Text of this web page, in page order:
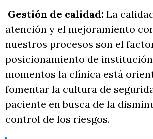
Gestión de calidad: La
atención y el mejoramiento
nuestros procesos son el
posicionamiento de
momentos la clínica está
fomentar la cultura de
paciente en busca de la
control de los riesgos.